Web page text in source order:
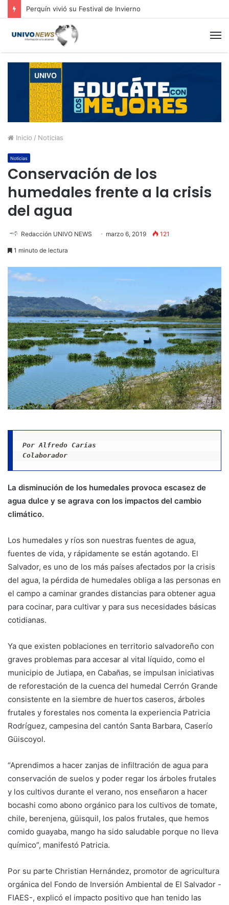
Perquín vivió su Festival de Invierno
Inicio / Noticias
Noticias
Conservación de los
humedales frente a la crisis
del agua
Redacción UNIVO NEWS marzo 6, 2019 121
1 minuto de lectura
Por Alfredo Carías
Colaborador
La disminución de los humedales provoca escasez de
agua dulce y se agrava con los impactos del cambio
climático.
Los humedales y ríos son nuestras fuentes de agua,
fuentes de vida, y rápidamente se están agotando. El
Salvador, es uno de los más países afectados por la crisis
del agua, la pérdida de humedales obliga a las personas en
el campo a caminar grandes distancias para obtener agua
para cocinar, para cultivar y para sus necesidades básicas
cotidianas.
Ya que existen poblaciones en territorio salvadoreño con
graves problemas para accesar al vital líquido, como el
municipio de Jutiapa, en Cabañas, se impulsan iniciativas
de reforestación de la cuenca del humedal Cerrón Grande
consistente en la siembre de huertos caseros, árboles
frutales y forestales nos comenta la experiencia Patricia
Rodríguez, campesina del cantón Santa Barbara, Caserío
Güiscoyol.
“Aprendimos a hacer zanjas de infiltración de agua para
conservación de suelos y poder regar los árboles frutales
y los cultivos durante el verano, nos enseñaron a hacer
bocashi como abono orgánico para los cultivos de tomate,
chile, berenjena, güisquil, los palos frutales, que hemos
comido guayaba, mango ha sido saludable porque no lleva
químico”, manifestó Patricia.
Por su parte Christian Hernández, promotor de agricultura
orgánica del Fondo de Inversión Ambiental de El Salvador -
FIAES-, explicó el impacto positivo que han tenido las